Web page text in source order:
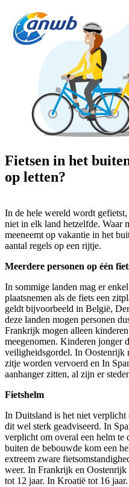
Fietsen in het
op letten?
In de hele wereld wordt
niet in elk land hetzelfde. Waar
meeneemt op vakantie in het
aantal regels op een rijtje.
Meerdere personen op één
In sommige landen mag er
plaatsnemen als de fiets een
geldt bijvoorbeeld in België,
deze landen mogen personen
Frankrijk mogen alleen
meegenomen. Kinderen jonger
veiligheidsgordel. In Oostenrijk
zitje worden vervoerd en In
aanhanger zitten, al zijn er
Fietshelm
In Duitsland is het niet verplicht
dit wel sterk geadviseerd. In
verplicht om overal een helm te
buiten de bebouwde kom een
extreem zware
weer. In Frankrijk en
tot 12 jaar. In Kroatië tot 16 jaar.